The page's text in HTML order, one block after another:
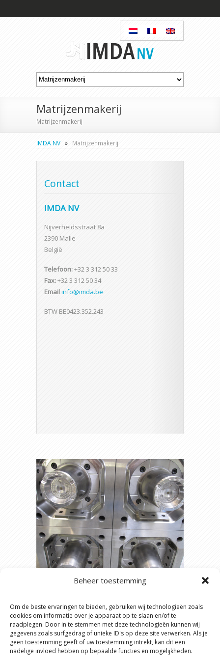
Beheer toestemming
Om de beste ervaringen te bieden, gebruiken wij technologieën zoals
cookies om informatie over je apparaat op te slaan en/of te
raadplegen. Door in te stemmen met deze technologieën kunnen wij
gegevens zoals surfgedrag of unieke ID's op deze site verwerken. Als je
geen toestemming geeft of uw toestemming intrekt, kan dit een
nadelige invloed hebben op bepaalde functies en mogelijkheden.
Matrijzenmakerij
Matrijzenmakerij
IMDA NV » Matrijzenmakerij
Contact
IMDA NV
Nijverheidsstraat 8a
2390 Malle
België
Telefoon:+32 3 312 50 33
Fax:+32 3 312 50 34
Emailinfo@imda.be
BTW BE0423.352.243
Imda n.v. is een full service matrijzenmakerij
gaan, zodat een kwaliteitsvol eindproduct
gegarandeerd is. De matrijzen kunnen op maat
gemaakt worden naar het idee van de klant en in
onze ontwerpafdeling uitgetekend worden.
Matrijzen kunnen ook vervaardigd worden aan
de hand van tekeningen die ons door de klant